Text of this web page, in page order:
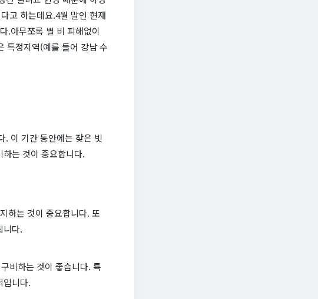
고 하는데요.4월 말인 현재
.아무쪼록 별 비 피해없이
정지역(예를 들어 강남 수
. 이 기간 동안에는 잦은 빗
는 것이 중요합니다.
하는 것이 중요합니다. 또
니다.
비하는 것이 좋습니다. 특
입니다.